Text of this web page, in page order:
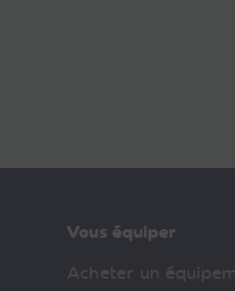
Vous équiper
Acheter un